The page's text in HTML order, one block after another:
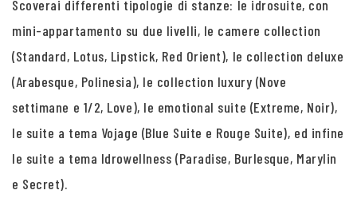
Scoverai differenti tipologie di stanze: le idrosuite, con
mini-appartamento su due livelli, le camere collection
(Standard, Lotus, Lipstick, Red Orient), le collection deluxe
(Arabesque, Polinesia), le collection luxury (Nove
settimane e 1/2, Love), le emotional suite (Extreme, Noir),
le suite a tema Vojage (Blue Suite e Rouge Suite), ed infine
le suite a tema Idrowellness (Paradise, Burlesque, Marylin
e Secret).